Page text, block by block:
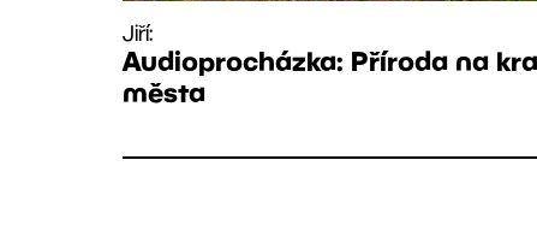
Jiří:
Audioprocházka: Příroda na
města